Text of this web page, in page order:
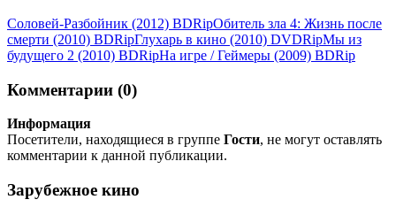
Соловей-Разбойник (2012) ВDRірОбитель зла 4: Жизнь после
смерти (2010) ВDRірГлухарь в кино (2010) DVDRірМы из
будущего 2 (2010) ВDRірНа игре / Геймеры (2009) ВDRір
Комментарии (0)
Информация
Посетители, находящиеся в группе Гости, не могут оставлять
комментарии к данной публикации.
Зарубежное кино